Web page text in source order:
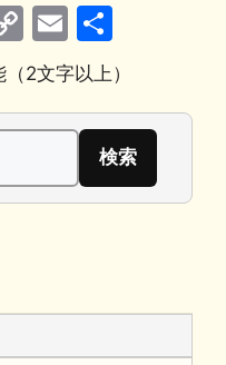
C
o
p
y
n
E
m
ai
l
有
2文字以上）